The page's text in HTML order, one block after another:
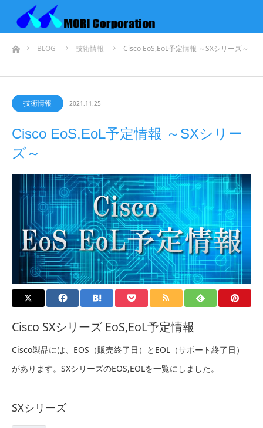
ホームBLOG 技術情報 Cisco EoS,EoL予定情報 ～SXシリーズ～
技術情報 2021.11.25
Cisco EoS,EoL予定情報 ～SXシリー
ズ～
Cisco SXシリーズ EoS,EoL予定情報
Cisco製品には、EOS（販売終了日）とEOL（サポート終了日）
があります。SXシリーズのEOS,EOLを一覧にしました。
SXシリーズ